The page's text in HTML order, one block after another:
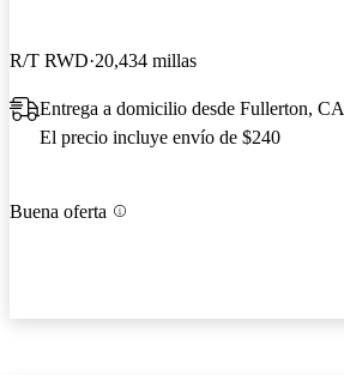
R/T RWD 20,434 millas
Entrega a domicilio desde Fullerton, CA
El precio incluye envío de $240
Buena oferta